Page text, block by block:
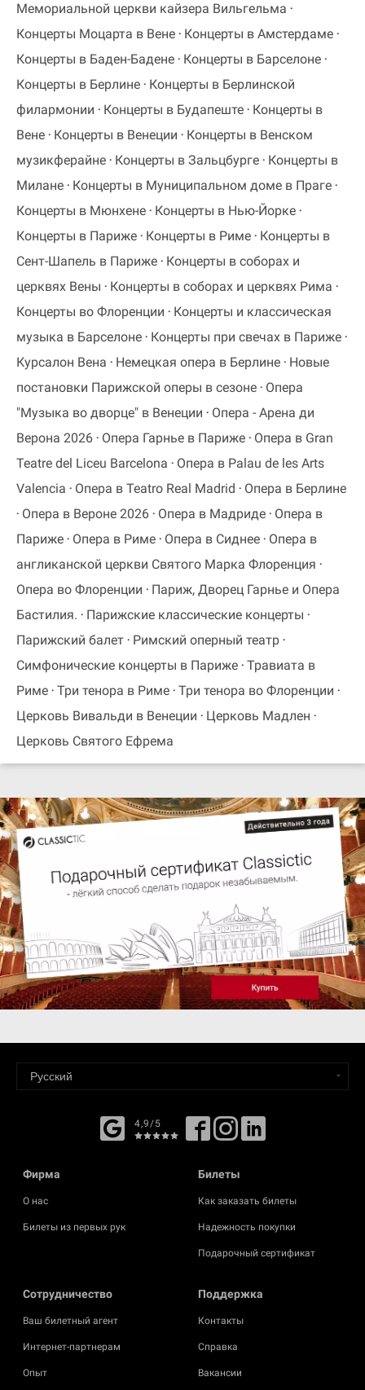
Мемориальной церкви кайзера Вильгельма
Концерты Моцарта в Вене
Концерты в Амстердаме
Концерты в Баден-Бадене
Концерты в Барселоне
Концерты в Берлине
Концерты в Берлинской
филармонии
Концерты в Будапеште
Концерты в
Вене
Концерты в Венеции
Концерты в Венском
музикферайне
Концерты в Зальцбурге
Концерты в
Милане
Концерты в Муниципальном доме в Праге
Концерты в Мюнхене
Концерты в Нью-Йорке
Концерты в Париже
Концерты в Риме
Концерты в
Сент-Шапель в Париже
Концерты в соборах и
церквях Вены
Концерты в соборах и церквях Рима
Концерты во Флоренции
Концерты и классическая
музыка в Барселоне
Концерты при свечах в Париже
Курсалон Вена
Немецкая опера в Берлине
Новые
постановки Парижской оперы в сезоне
Опера
"Музыка во дворце" в Венеции
Опера - Арена ди
Верона 2026
Опера Гарнье в Париже
Опера в Gran
Teatre del Liceu Barcelona
Опера в Palau de les Arts
Valencia
Опера в Teatro Real Madrid
Опера в Берлине
Опера в Вероне 2026
Опера в Мадриде
Опера в
Париже
Опера в Риме Опера в Сиднее
Опера в
англиканской церкви Святого Марка Флоренция
Опера во Флоренции
Париж, Дворец Гарнье и Опера
Бастилия.
Парижские классические концерты
Парижский балет
Римский оперный театр
Симфонические концерты в Париже Травиата в
Риме Три тенора в Риме Три тенора во Флоренции
Церковь Вивальди в Венеции
Церковь Мадлен
Церковь Святого Ефрема
4,9/5
Фирма
О нас
Билеты из первых рук
Билеты
Как заказать билеты
Надежность покупки
Подарочный сертификат
Cотрудничество
Ваш билетный агент
Интернет-партнерам
Опыт
Поддержка
Контакты
Справка
Вакансии